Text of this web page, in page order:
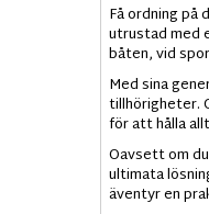
Få ordning på
utrustad med
båten, vid
Med sina
tillhörigheter.
för att hålla
Oavsett om
ultimata
äventyr en